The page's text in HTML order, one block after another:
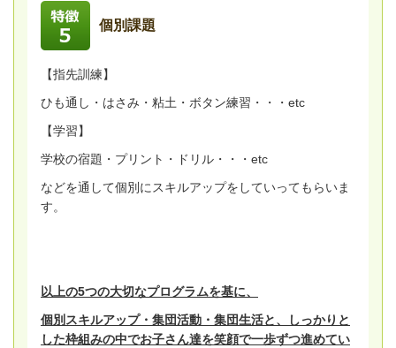
個別課題
【指先訓練】
ひも通し・はさみ・粘土・ボタン練習・・・etc
【学習】
学校の宿題・プリント・ドリル・・・etc
などを通して個別にスキルアップをしていってもらいま
す。
以上の5つの大切なプログラムを基に、
個別スキルアップ・集団活動・集団生活と、しっかりと
した枠組みの中でお子さん達を笑顔で一歩ずつ進めてい